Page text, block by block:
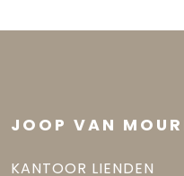
JOOP VAN
KANTOOR LIENDEN